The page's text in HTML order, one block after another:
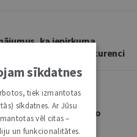
ka iepirkuma
godīgu konkurenci
no
saņemt sociālo
sīkdatnes
tiek izmantotas
sīkdatnes. Ar Jūsu
vēl citas –
un funkcionalitātes.